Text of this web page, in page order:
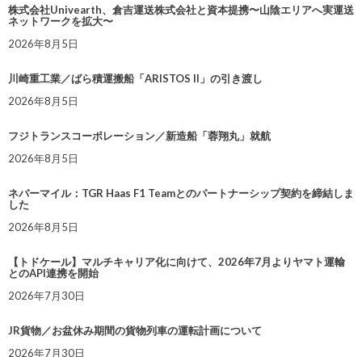
株式会社Univearth、倉吉運送株式会社と資本提携〜山陰エリアへ実運送
ネットワークを拡大〜
2026年8月5日
川崎重工業／ばら積運搬船「ARISTOS II」の引き渡し
2026年8月5日
フジトランスコーポレーション／新造船「蓉翔丸」就航
2026年8月5日
ネバーマイル：TGR Haas F1 Teamとのパートナーシップ契約を締結しま
した
2026年8月5日
【トドケール】マルチキャリア化に向けて、2026年7月よりヤマト運輸
とのAPI連携を開始
2026年7月30日
JR貨物／お盆休み期間の貨物列車の運転計画について
2026年7月30日